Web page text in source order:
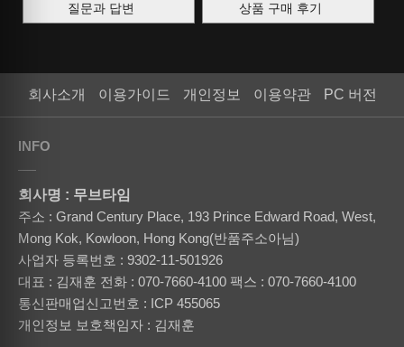
질문과 답변 상품 구매 후기
회사소개 이용가이드 개인정보 이용약관 PC 버전
INFO
회사명 : 무브타임
주소 : Grand Century Place, 193 Prince Edward Road, West,
Mong Kok, Kowloon, Hong Kong(반품주소아님)
사업자 등록번호 : 9302-11-501926
대표 : 김재훈 전화 : 070-7660-4100 팩스 : 070-7660-4100
통신판매업신고번호 : ICP 455065
개인정보 보호책임자 : 김재훈